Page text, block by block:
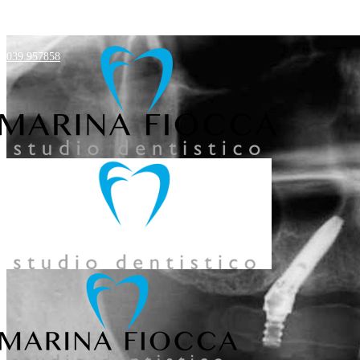
039 957858